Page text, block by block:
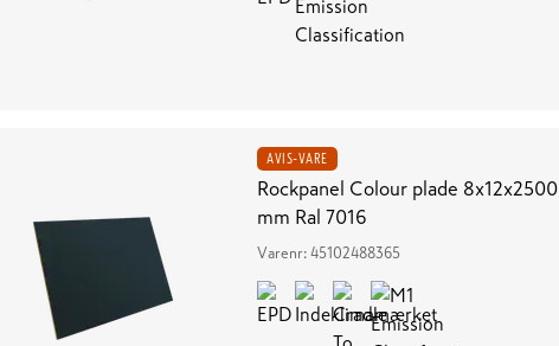
AVIS-VARE
Rockpanel Colour plade 8x12x2500
mm Ral 7016
Varenr: 45102488365